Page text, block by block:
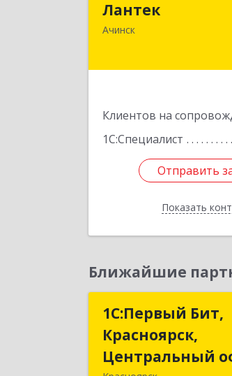
Лантек
Ачинск
Клиентов на
1С:Специалист
Отправить
Показать
Отправить
Назад
Ближайшие
1С:Первый Бит,
Красноярск,
Центральный